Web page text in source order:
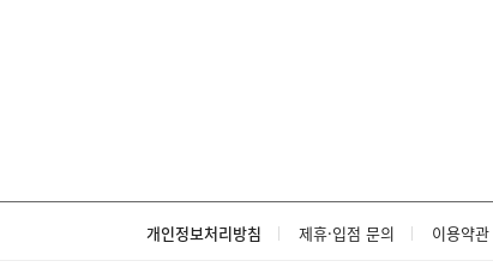
개인정보처리방침 제휴·입점 문의 이용약관